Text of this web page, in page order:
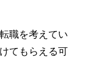
職を考えてい
てもらえる可